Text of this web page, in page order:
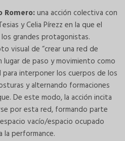
Romero:una acción colectiva con
y Celia Pírezz en la que el
grandes protagonistas.
visual de “crear una red de
lugar de paso y movimiento como
interponer los cuerpos de los
y alternando formaciones
De este modo, la acción incita
por esta red, formando parte
vacío/espacio ocupado
la performance.